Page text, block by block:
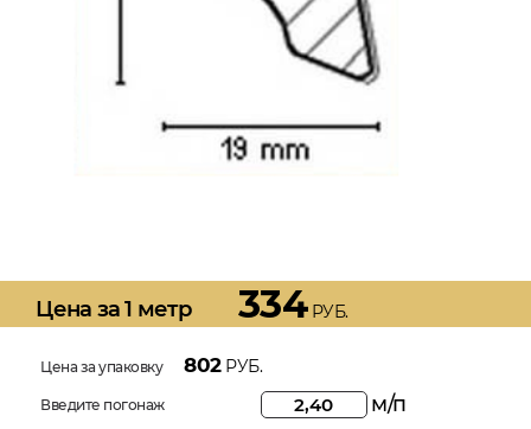
Цена за 1 метр 334РУБ.
Цена за упаковку 802РУБ.
Введите погонаж м/п